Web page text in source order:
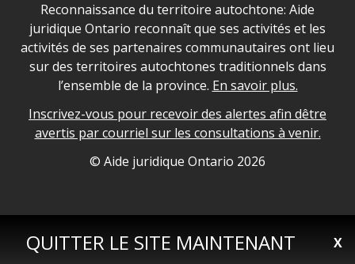
QUITTER LE SITE MAINTENANT X
Legal Aid Ontario land acknowledgement
Reconnaissance du territoire autochtone: Aide
juridique Ontario reconnaît que ses activités et les
activités de ses partenaires communautaires ont lieu
sur des territoires autochtones traditionnels dans
l’ensemble de la province. En savoir plus.
Inscrivez-vous pour recevoir des alertes afin dêtre
avertis par courriel sur les consultations à venir.
Legal Aid Ontario copyright information
© Aide juridique Ontario 2026